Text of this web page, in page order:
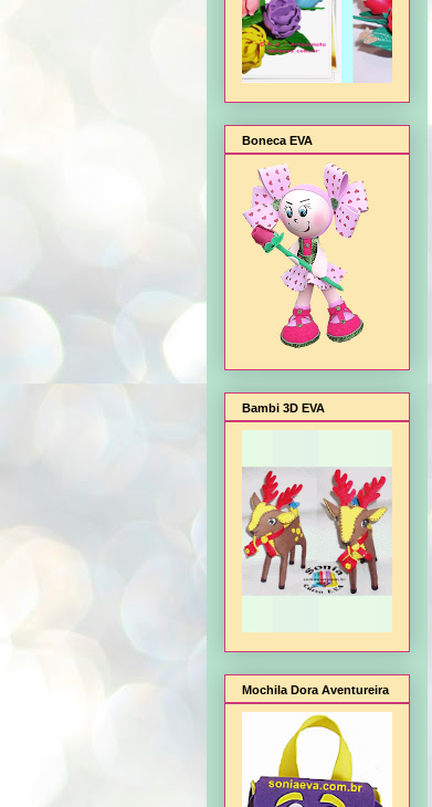
Boneca EVA
Bambi 3D EVA
Mochila Dora Aventureira